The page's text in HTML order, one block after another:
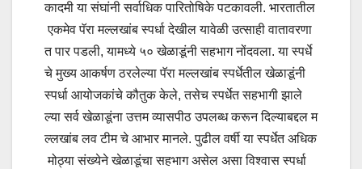
कादमी या संघांनी सर्वाधिक पारितोषिके पटकावली. भारतातील
एकमेव पॅरा मल्लखांब स्पर्धा देखील यावेळी उत्साही वातावरणा
त पार पडली, यामध्ये ५० खेळाडूंनी सहभाग नोंदवला. या स्पर्धे
चे मुख्य आकर्षण ठरलेल्या पॅरा मल्लखांब स्पर्धेतील खेळाडूंनी
स्पर्धा आयोजकांचे कौतुक केले, तसेच स्पर्धेत सहभागी झाले
ल्या सर्व खेळाडूंना उत्तम व्यासपीठ उपलब्ध करून दिल्याबद्दल म
ल्लखांब लव टीम चे आभार मानले. पुढील वर्षी या स्पर्धेत अधिक
मोठ्या संख्येने खेळाडूंचा सहभाग असेल असा विश्वास स्पर्धा